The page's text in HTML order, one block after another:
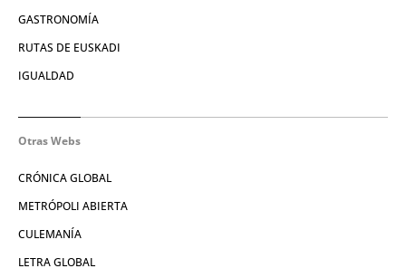
GASTRONOMÍA
RUTAS DE EUSKADI
IGUALDAD
Otras Webs
CRÓNICA GLOBAL
METRÓPOLI ABIERTA
CULEMANÍA
LETRA GLOBAL